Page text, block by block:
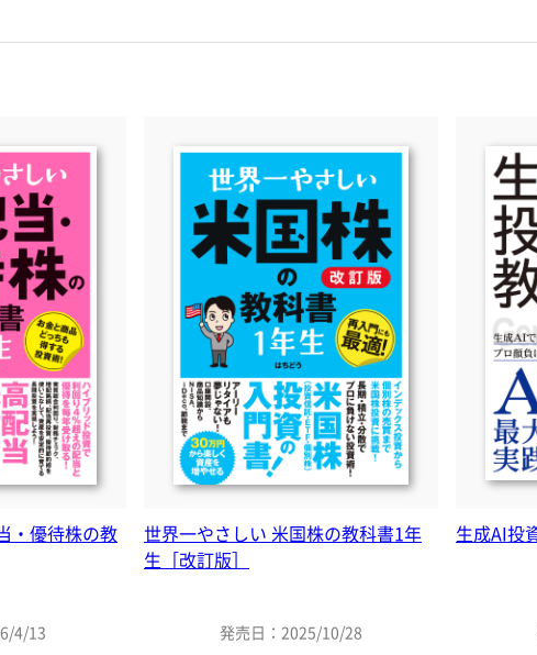
・優待株の教
4/13
世界一やさしい 米国株の教科書1年
生［改訂版］
発売日：2025/10/28
生成AI投